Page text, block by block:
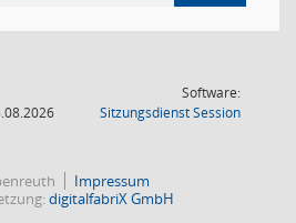
Software:
SitzungsdienstSession(Wird in
Impressum
digitalfabriX GmbH